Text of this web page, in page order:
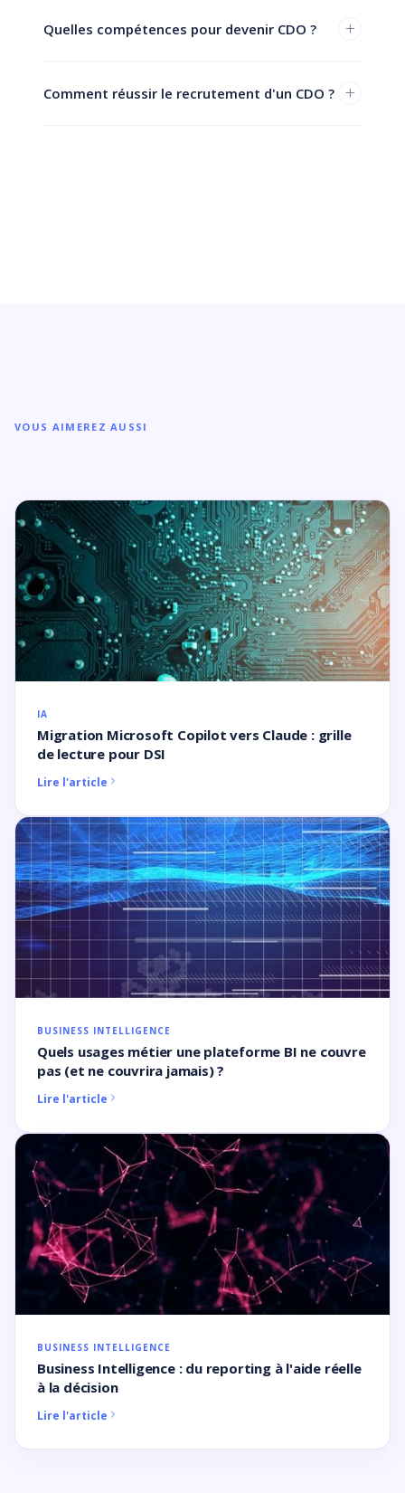
Quelles compétences pour devenir CDO ? +
Comment réussir le recrutement d'un CDO ? +
VOUS AIMEREZ AUSSI
IA
Migration Microsoft Copilot vers Claude : grille
de lecture pour DSI
Lire l'article
BUSINESS INTELLIGENCE
Quels usages métier une plateforme BI ne couvre
pas (et ne couvrira jamais) ?
Lire l'article
BUSINESS INTELLIGENCE
Business Intelligence : du reporting à l'aide réelle
à la décision
Lire l'article